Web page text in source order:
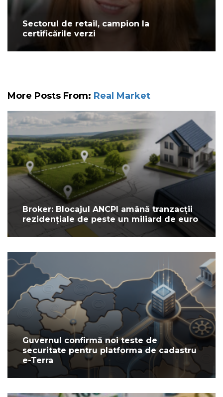
Sectorul de retail, campion la
certificările verzi
More Posts From: Real Market
Broker: Blocajul ANCPI amână tranzacții
rezidențiale de peste un miliard de euro
Guvernul confirmă noi teste de
securitate pentru platforma de cadastru
e-Terra